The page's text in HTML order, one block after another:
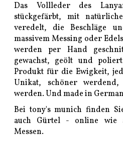
Das Vollleder des
stückgefärbt, mit
veredelt, die Beschläge
massivem Messing oder
werden per Hand
gewachst, geölt und
Produkt für die Ewigkeit,
Unikat, schöner
werden. Und made in
Bei tony's munich finden
auch Gürtel - online wie
Messen.